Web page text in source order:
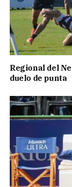
Regional del
duelo de punta